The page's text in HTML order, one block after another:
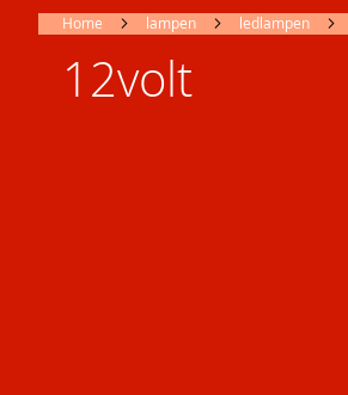
Home lampen ledlampen
12volt